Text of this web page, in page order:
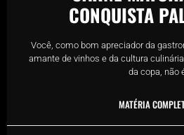
CONQUISTA
Você, como bom apreciador da
amante de vinhos e da cultura
da copa, não
MATÉRIA